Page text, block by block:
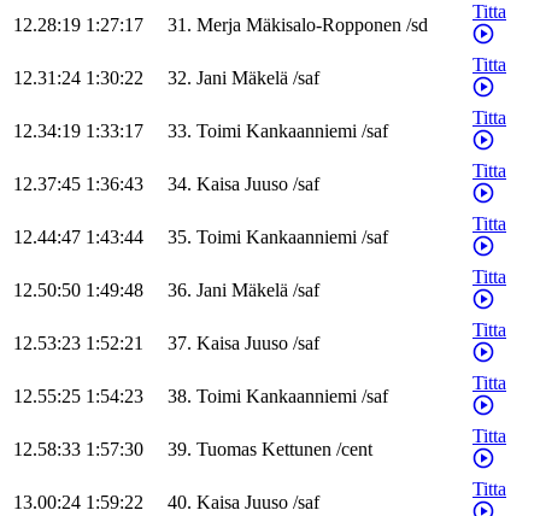
12.28:19 1:27:17 31. Merja Mäkisalo-Ropponen /sd
Titta
12.31:24 1:30:22 32. Jani Mäkelä /saf
Titta
12.34:19 1:33:17 33. Toimi Kankaanniemi /saf
Titta
12.37:45 1:36:43 34. Kaisa Juuso /saf
Titta
12.44:47 1:43:44 35. Toimi Kankaanniemi /saf
Titta
12.50:50 1:49:48 36. Jani Mäkelä /saf
Titta
12.53:23 1:52:21 37. Kaisa Juuso /saf
Titta
12.55:25 1:54:23 38. Toimi Kankaanniemi /saf
Titta
12.58:33 1:57:30 39. Tuomas Kettunen /cent
Titta
13.00:24 1:59:22 40. Kaisa Juuso /saf
Titta